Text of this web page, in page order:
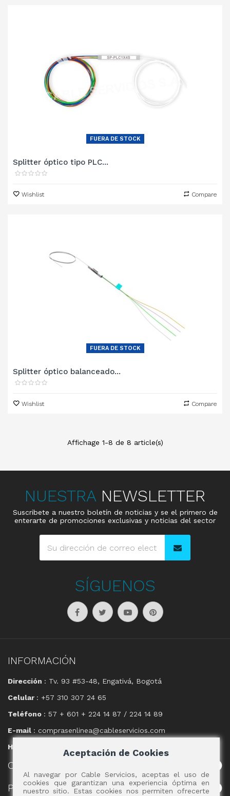
FUERA DE STOCK
Splitter óptico tipo PLC...
Wishlist Compare
FUERA DE STOCK
Splitter óptico balanceado...
Wishlist Compare
Affichage 1-8 de 8 article(s)
NUESTRA NEWSLETTER
Suscribete a nuestro boletín de noticias y se el primero de
enterarte de promociones exclusivas y noticias del sector
SÍGUENOS
INFORMACIÓN
Dirección : Tv. 93 #53-48, Engativá, Bogotá
Celular : +57 310 307 24 65
Teléfono : 57 + 601 + 224 14 87 / 224 14 89
E-mail : comprasenlinea@cableservicios.com
Horario
CABLE
POLÍTICAS
Aceptación de Cookies
Al navegar por Cable Servicios, aceptas el uso de
cookies que garantizan una experiencia óptima en
nuestro sitio. Estas cookies nos permiten ofrecerte